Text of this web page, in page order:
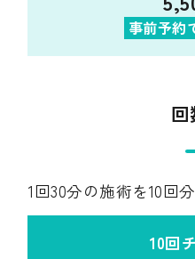
事前予約
回
1回30分の施術を10回
10回